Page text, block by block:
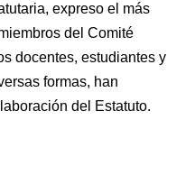
expreso el más
del Comité
docentes, estudiantes y
formas, han
del Estatuto.